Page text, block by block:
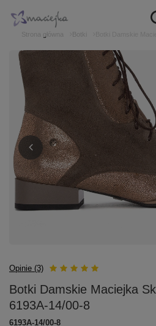
Strona główna Botki
Opinie (3)
Botki Damskie Maciejka
6193A-14/00-8
6193A-14/00-8